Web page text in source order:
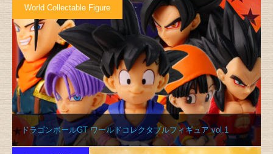
World Collectable Figure
ドラゴンボールGT ワールドコレクタブルフィギュア vol.1